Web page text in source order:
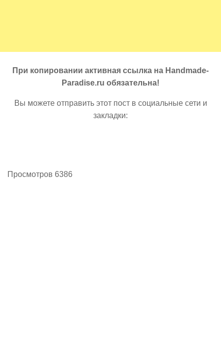
При копировании активная ссылка на Handmade-
Paradise.ru обязательна!
Вы можете отправить этот пост в социальные сети и
закладки:
Просмотров 6386